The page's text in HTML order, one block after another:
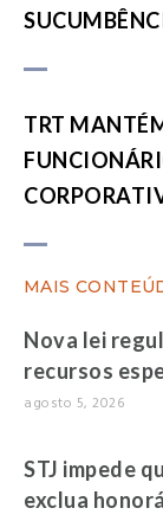
TRT
MAIS
Nova lei
recursos
agosto 5, 2026
STJ impede
exclua